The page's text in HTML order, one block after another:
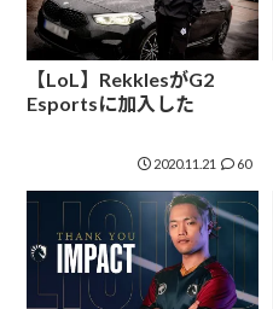
【LoL】RekklesがG2
Esportsに加入した
2020.11.21 60